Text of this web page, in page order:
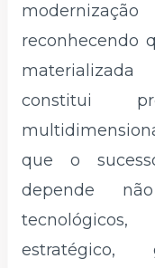
reconhecendo
constitui
que o
depende